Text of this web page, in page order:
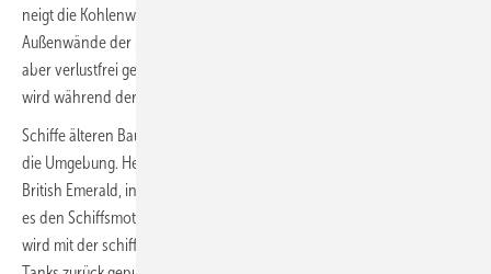
neigt die Kohlenwasserstoffsuppe deutlich zum Kochen. Zwar sind die
Außenwände der Membrantanks dieser LNG-Pötte wärmegedämmt,
aber verlustfrei geht es eben doch nicht. Ein Teil der Erdgasflüssigkeit
wird während der Fahrt wieder gasförmig.
Schiffe älteren Baujahrs entließen dieses Gas einfach über Ventile an
die Umgebung. Heutzutage sind moderne Schiffe, wie die gezeigte
British Emerald, in der Lage dieses „Abgas“ zu nutzen. Entweder kann
es den Schiffsmotoren als Brennstoff zugeführt werden, oder das Gas
wird mit der schiffseigenen Rückverflüssigungsanlage wieder in die